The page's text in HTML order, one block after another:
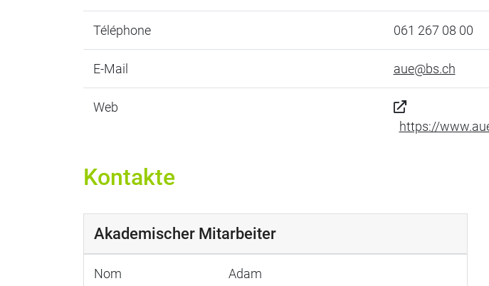
Téléphone 061 267 08 00
E-Mail aue@bs.ch
Web
https://
Kontakte
Akademischer Mitarbeiter
Nom Adam